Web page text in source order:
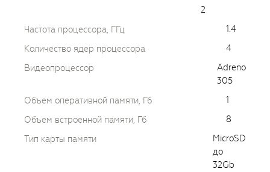
2
Частота процессора, ГГц
1.4
Количество ядер процессора
4
Видеопроцессор
Adreno
305
Объем оперативной памяти, Гб
1
Объем встроенной памяти, Гб
8
Тип карты памяти
MicroSD
до
32Gb